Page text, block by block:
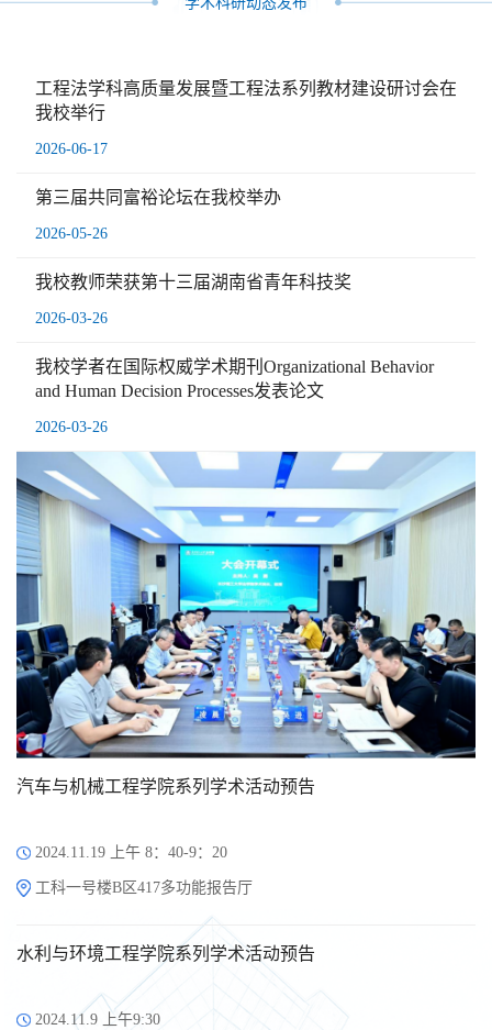
工程法学科高质量发展暨工程法系列教材建设研讨会在
我校举行
2026-06-17
第三届共同富裕论坛在我校举办
2026-05-26
我校教师荣获第十三届湖南省青年科技奖
2026-03-26
我校学者在国际权威学术期刊Organizational Behavior
and Human Decision Processes发表论文
2026-03-26
汽车与机械工程学院系列学术活动预告
2024.11.19 上午 8：40-9：20
工科一号楼B区417多功能报告厅
水利与环境工程学院系列学术活动预告
2024.11.9 上午9:30